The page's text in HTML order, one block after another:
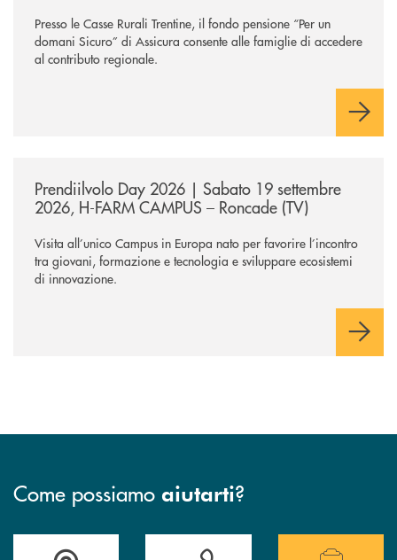
Presso le Casse Rurali Trentine, il fondo pensione “Per un
domani Sicuro” di Assicura consente alle famiglie di accedere
al contributo regionale.
Prendiilvolo Day 2026 | Sabato 19 settembre
2026, H-FARM CAMPUS – Roncade (TV)
Visita all’unico Campus in Europa nato per favorire l’incontro
tra giovani, formazione e tecnologia e sviluppare ecosistemi
di innovazione.
Come possiamo aiutarti?
Trova la filiale più vicina a teHai bisogno di assistenza immediata?
Hai bisogno di